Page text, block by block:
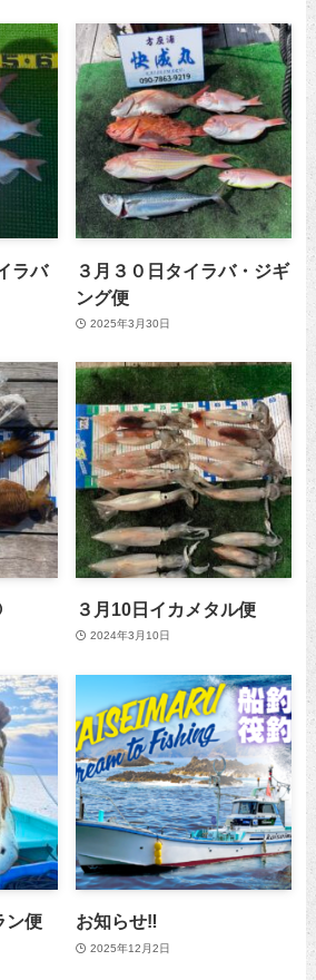
ラバ
３月３０日タイラバ・ジギ
ング便
2025年3月30日
３月10日イカメタル便
2024年3月10日
ン便 お知らせ‼️
2025年12月2日